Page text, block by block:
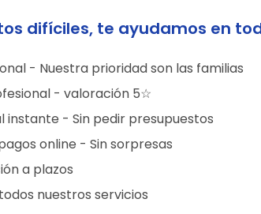
difíciles, te ayudamos en
- Nuestra prioridad son las familias
- valoración 5☆
instante - Sin pedir presupuestos
online - Sin sorpresas
a plazos
nuestros servicios